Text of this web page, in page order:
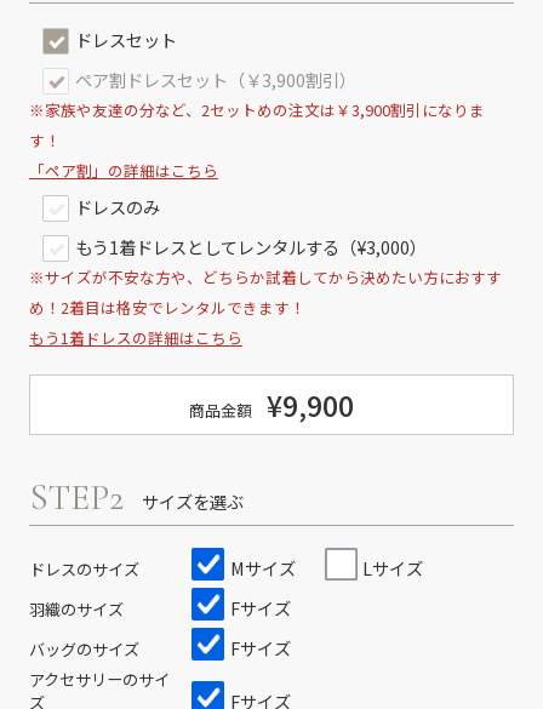
ドレスセット
ペア割ドレスセット（￥3,900割引）
※家族や友達の分など、2セットめの注文は￥3,900割引になりま
す！
「ペア割」の詳細はこちら
ドレスのみ
もう1着ドレスとしてレンタルする（¥3,000）
※サイズが不安な方や、どちらか試着してから決めたい方におすす
め！2着目は格安でレンタルできます！
もう1着ドレスの詳細はこちら
商品金額 ¥9,900
STEP2 サイズを選ぶ
ドレスのサイズ Mサイズ Lサイズ
羽織のサイズ Fサイズ
バッグのサイズ Fサイズ
アクセサリーのサイ
ズ
Fサイズ